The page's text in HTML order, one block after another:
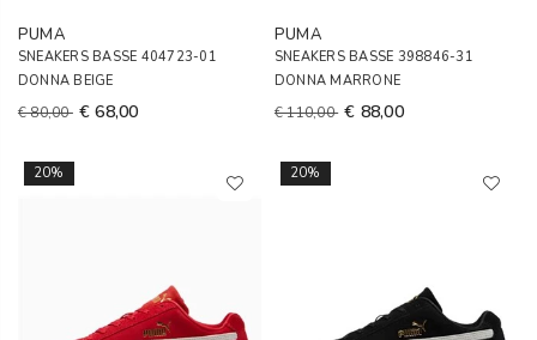
PUMA
SNEAKERS BASSE 404723-01
DONNA BEIGE
€ 80,00 € 68,00
PUMA
SNEAKERS BASSE 398846-31
DONNA MARRONE
€ 110,00 € 88,00
20% 20%